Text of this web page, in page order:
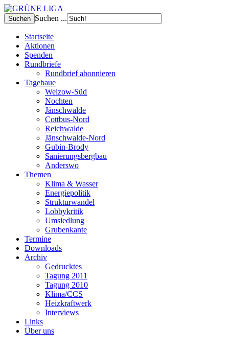
Suchen ...
Startseite
Aktionen
Spenden
Rundbriefe
Rundbrief abonnieren
Tagebaue
Welzow-Süd
Nochten
Jänschwalde
Cottbus-Nord
Reichwalde
Jänschwalde-Nord
Gubin-Brody
Sanierungsbergbau
Anderswo
Themen
Klima & Wasser
Energiepolitik
Strukturwandel
Lobbykritik
Umsiedlung
Grubenkante
Termine
Downloads
Archiv
Gedrucktes
Tagung 2011
Tagung 2010
Klima/CCS
Heizkraftwerk
Interviews
Links
Über uns